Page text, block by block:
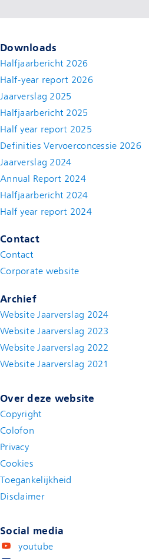
Downloads
Halfjaarbericht 2026
Half-year report 2026
Jaarverslag 2025
Halfjaarbericht 2025
Half year report 2025
Definities Vervoerconcessie 2026
Jaarverslag 2024
Annual Report 2024
Halfjaarbericht 2024
Half year report 2024(new window)
Contact
Contact(new window)
Corporate website
Archief
Website Jaarverslag 2024
Website Jaarverslag 2023
Website Jaarverslag 2022
Website Jaarverslag 2021
Over deze website
Copyright
Colofon
Privacy
Cookies
Toegankelijkheid
Disclaimer(new window)
Social media
youtube